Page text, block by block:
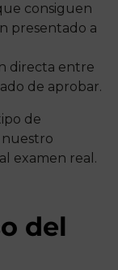
consiguen
presentado a
directa entre
de aprobar.
de
nuestro
examen real.
del